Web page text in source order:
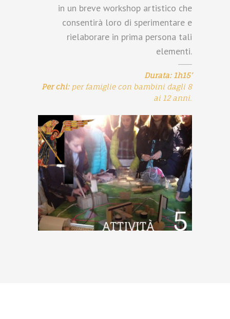
in un breve workshop artistico che
consentirà loro di sperimentare e
rielaborare in prima persona tali
elementi.
Durata: 1h15’
Per chi:per famiglie con bambini dagli 8
ai 12 anni.